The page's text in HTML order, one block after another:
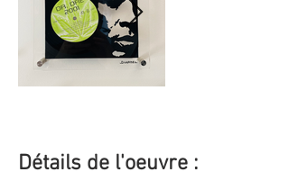
Détails de l'oeuvre :